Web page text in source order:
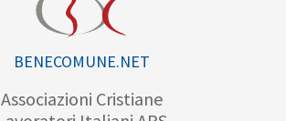
BENECOMUNE.NET
Associazioni Cristiane